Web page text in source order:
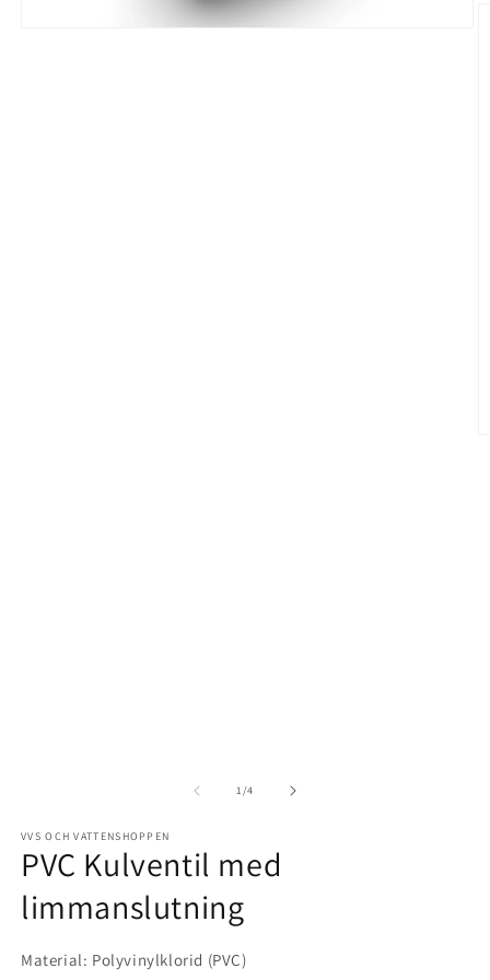
1/av
4
VVS OCH VATTENSHOPPEN
PVC Kulventil med
limmanslutning
Material: Polyvinylklorid (PVC)